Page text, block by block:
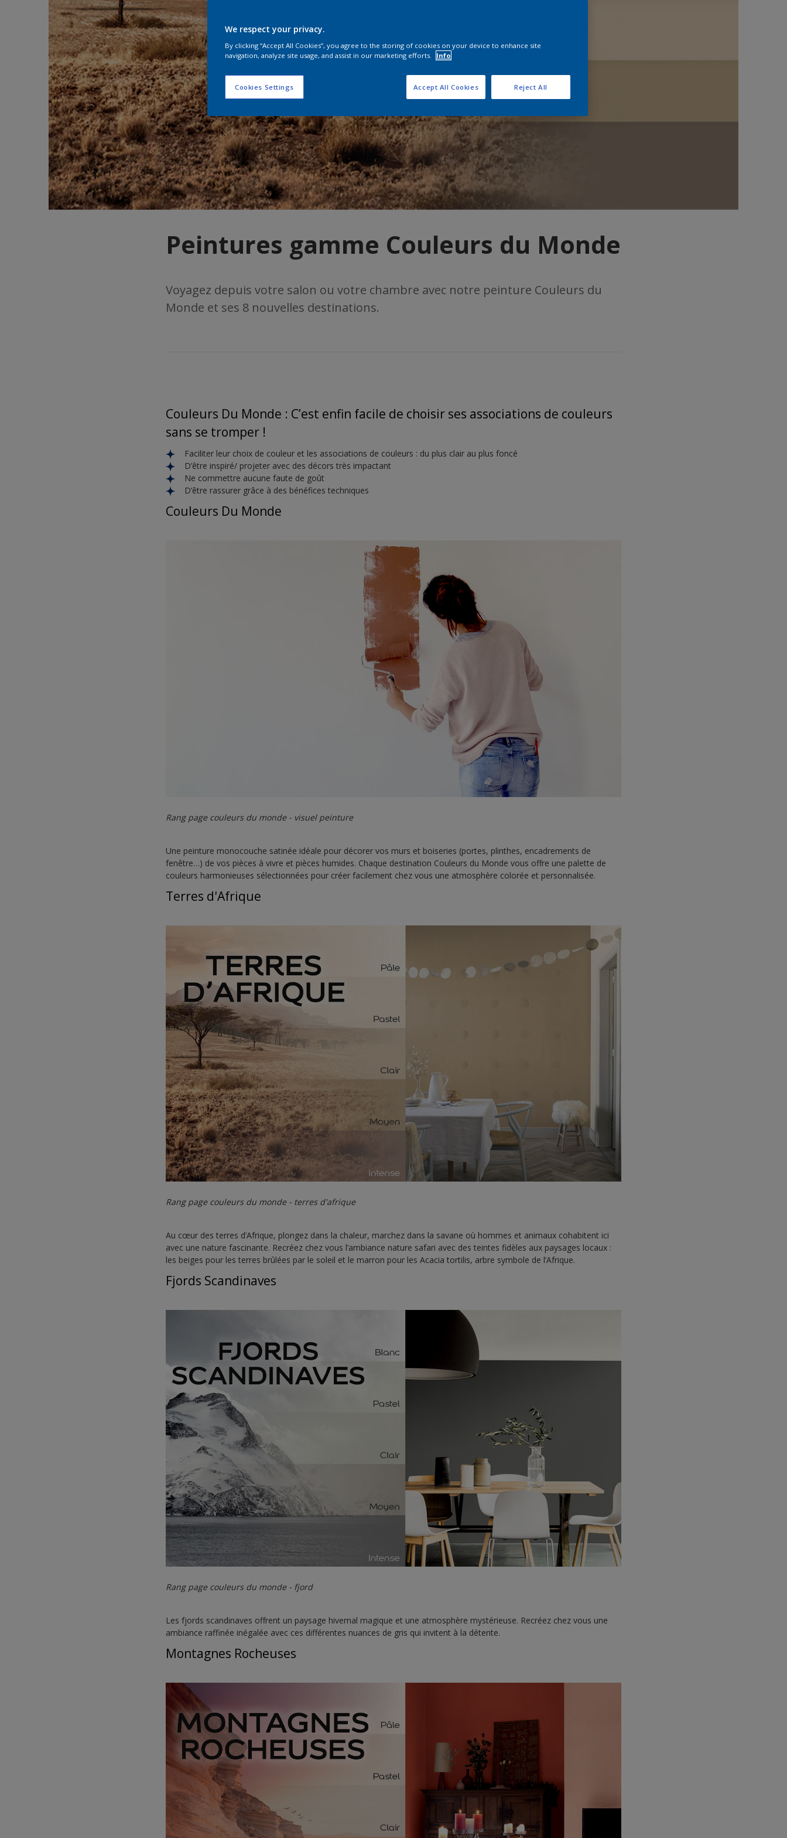
Peintures gamme Couleurs du Monde
Voyagez depuis votre salon ou votre chambre avec notre peinture Couleurs du
Monde et ses 8 nouvelles destinations.
Couleurs Du Monde : C’est enfin facile de choisir ses associations de couleurs
sans se tromper !
Faciliter leur choix de couleur et les associations de couleurs : du plus clair au plus foncé
D’être inspiré/ projeter avec des décors très impactant
Ne commettre aucune faute de goût
D’être rassurer grâce à des bénéfices techniques
Couleurs Du Monde
Rang page couleurs du monde - visuel peinture
Une peinture monocouche satinée idéale pour décorer vos murs et boiseries (portes, plinthes, encadrements de
fenêtre…) de vos pièces à vivre et pièces humides. Chaque destination Couleurs du Monde vous offre une palette de
couleurs harmonieuses sélectionnées pour créer facilement chez vous une atmosphère colorée et personnalisée.
Terres d'Afrique
Rang page couleurs du monde - terres d'afrique
Au cœur des terres d’Afrique, plongez dans la chaleur, marchez dans la savane où hommes et animaux cohabitent ici
avec une nature fascinante. Recréez chez vous l’ambiance nature safari avec des teintes fidèles aux paysages locaux :
les beiges pour les terres brûlées par le soleil et le marron pour les Acacia tortilis, arbre symbole de l’Afrique.
Fjords Scandinaves
Rang page couleurs du monde - fjord
Les fjords scandinaves offrent un paysage hivernal magique et une atmosphère mystérieuse. Recréez chez vous une
ambiance raffinée inégalée avec ces différentes nuances de gris qui invitent à la détente.
Montagnes Rocheuses
We respect your privacy.
By clicking “Accept All Cookies”, you agree to the storing of cookies on your device to enhance site
navigation, analyze site usage, and assist in our marketing efforts.
Info
Cookies Settings Reject All
Accept All Cookies